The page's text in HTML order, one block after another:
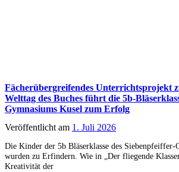
Fächerübergreifendes Unterrichtsprojekt
Welttag des Buches führt die 5b-
Gymnasiums Kusel zum Erfolg
Veröffentlicht am 1. Juli 2026
Die Kinder der 5b Bläserklasse des Siebenpfeiffer-
wurden zu Erfindern. Wie in „Der fliegende
Kreativität der